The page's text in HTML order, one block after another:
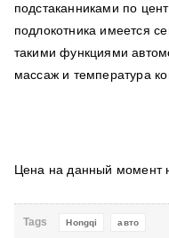
подстаканниками по
подлокотника имеется
такими функциями
массаж и температура
Цена на данный момент
Tags Hongqi авто